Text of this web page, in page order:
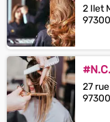
2 Ilet
27